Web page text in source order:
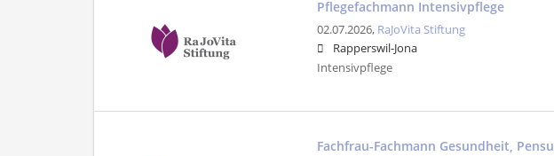
Pflegefachmann Intensivpflege
02.07.2026, RaJoVita Stiftung
Rapperswil-Jona
Intensivpflege
Fachfrau-Fachmann Gesundheit,